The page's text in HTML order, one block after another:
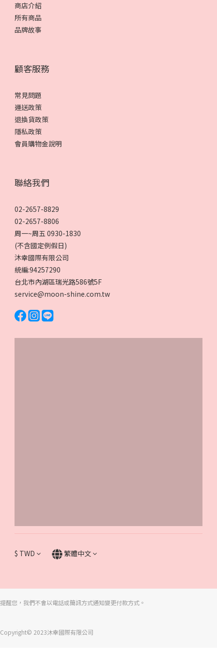
商店介紹
所有商品
品牌故事
顧客服務
常見問題
運送政策
退換貨政策
隱私政策
會員購物金說明
聯絡我們
02-2657-8829
02-2657-8806
周一~周五 0930-1830
(不含國定例假日)
沐幸國際有限公司
統編:94257290
台北市內湖區瑞光路586號5F
service@moon-shine.com.tw
$ TWD 繁體中文
提醒您，我們不會以電話或簡訊方式通知變更付款方式。
Copyright© 2023沐幸國際有限公司